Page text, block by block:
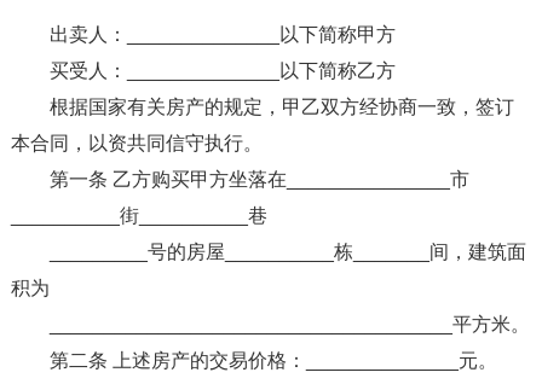
出卖人：______________以下简称甲方
买受人：______________以下简称乙方
根据国家有关房产的规定，甲乙双方经协商一致，签订
本合同，以资共同信守执行。
第一条 乙方购买甲方坐落在_______________市
__________街__________巷
_________号的房屋__________栋_______间，建筑面
积为
_____________________________________平方米。
第二条 上述房产的交易价格：______________元。